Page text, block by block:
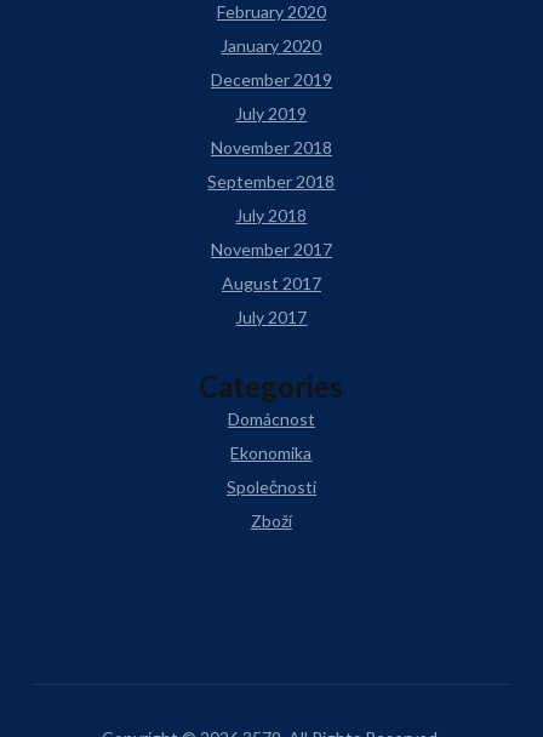
February 2020
January 2020
December 2019
July 2019
November 2018
September 2018
July 2018
November 2017
August 2017
July 2017
Categories
Domácnost
Ekonomika
Společnosti
Zboží